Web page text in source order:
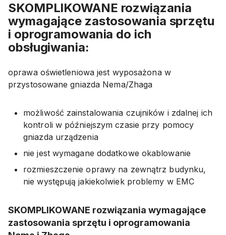
SKOMPLIKOWANE rozwiązania
wymagające zastosowania sprzętu
i oprogramowania do ich
obsługiwania:
oprawa oświetleniowa jest wyposażona w
przystosowane gniazda Nema/Zhaga
możliwość zainstalowania czujników i zdalnej ich
kontroli w późniejszym czasie przy pomocy
gniazda urządzenia
nie jest wymagane dodatkowe okablowanie
rozmieszczenie oprawy na zewnątrz budynku,
nie występują jakiekolwiek problemy w EMC
SKOMPLIKOWANE rozwiązania wymagające
zastosowania sprzętu i oprogramowania